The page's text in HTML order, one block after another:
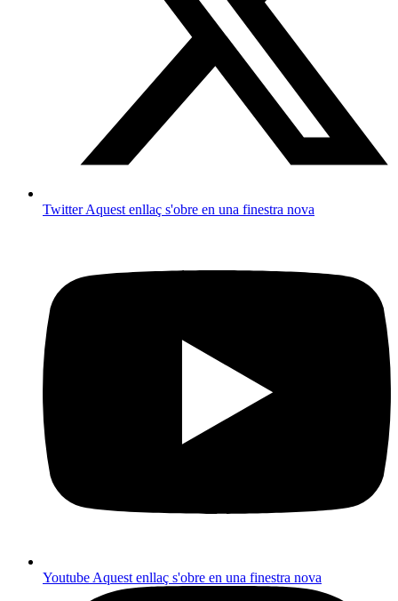
TwitterAquest enllaç s'obre en una finestra nova
Youtube Aquest enllaç s'obre en una finestra nova